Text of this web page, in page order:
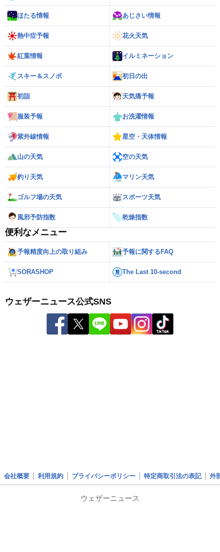
ほたる情報 あじさい情報
熱中症予報 花火天気
紅葉情報 イルミネーション
スキー＆スノボ 初日の出
初詣 天気痛予報
服装予報 お洗濯情報
紫外線情報 星空・天体情報
山の天気 空の天気
釣り天気 マリン天気
ゴルフ場の天気 スポーツ天気
風邪予防指数 乾燥指数
便利なメニュー
予報精度向上の取り組み 予報に関するFAQ
SORASHOP The Last 10-second
ウェザーニュース公式SNS
会社概要 利用規約 プライバシーポリシー 特定商取引法の表記 外
ウェザーニュース